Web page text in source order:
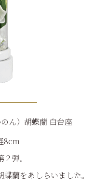
ん）胡蝶蘭 白台座
8cm
弾。
蘭をあしらいました。